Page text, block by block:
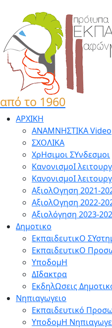
από το 1960
ΑΡΧΙΚΗ
ΑΝΑΜΝΗΣΤΙΚΑ Video
ΣΧΟΛΙΚΑ
ΧρΗσιμοι ΣΥνδεσμοι
ΚανονισμοΙ
ΚανονισμοΙ
ΑξιολΟγηση 2021-
ΑξιολΟγηση 2022-
Αξιολόγηση 2023-
Δημοτικο
ΕκπαιδευτικΟ
ΕκπαιδευτικΟ
ΥποδομΗ
ΔΙδακτρα
ΕκδηλΩσεις
Νηπιαγωγειο
Εκπαιδευτικό
ΥποδομΗ